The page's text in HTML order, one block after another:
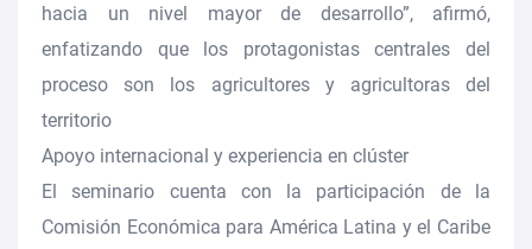
hacia un nivel mayor de desarrollo”, afirmó,
enfatizando que los protagonistas centrales del
proceso son los agricultores y agricultoras del
territorio
Apoyo internacional y experiencia en clúster
El seminario cuenta con la participación de la
Comisión Económica para América Latina y el Caribe